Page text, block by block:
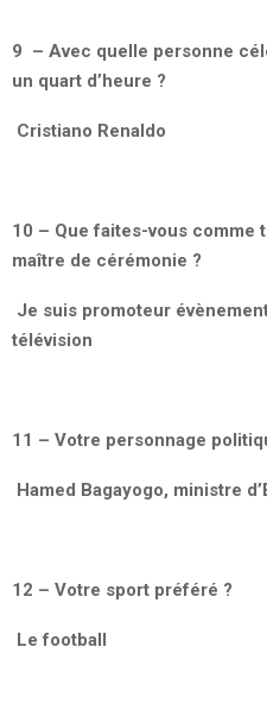
9 – Avec quelle personne
un quart d’heure ?
Cristiano Renaldo
10 – Que faites-vous comme
maître de cérémonie ?
Je suis promoteur
télévision
11 – Votre personnage
Hamed Bagayogo, ministre
12 – Votre sport préféré ?
Le football